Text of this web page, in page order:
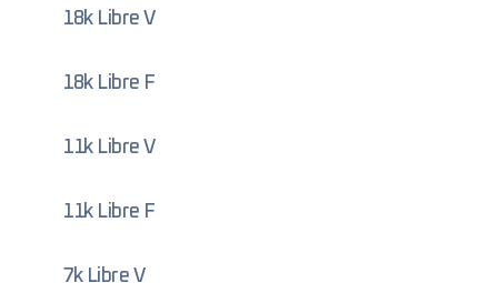
18k Libre V
18k Libre F
11k Libre V
11k Libre F
7k Libre V